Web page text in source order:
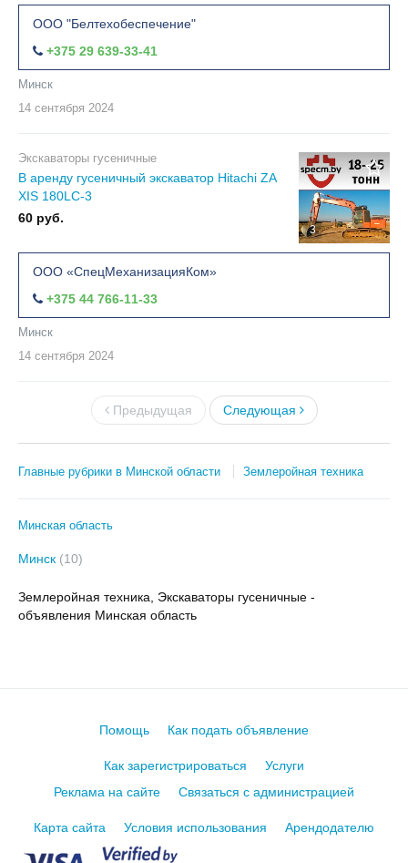
ООО "Белтехобеспечение"
+375 29 639-33-41
Минск
14 сентября 2024
3
Экскаваторы гусеничные
В аренду гусеничный экскаватор Hitachi ZA
XIS 180LC-3
60 руб.
ООО «СпецМеханизацияКом»
+375 44 766-11-33
Минск
14 сентября 2024
Предыдущая Следующая
Главные рубрики в Минской области Землеройная техника
Минская область
Минск (10)
Землеройная техника, Экскаваторы гусеничные -
объявления Минская область
Помощь Как подать объявление
Как зарегистрироваться
Услуги
Реклама на сайте
Связаться с администрацией
Карта сайта Условия использования Арендодателю